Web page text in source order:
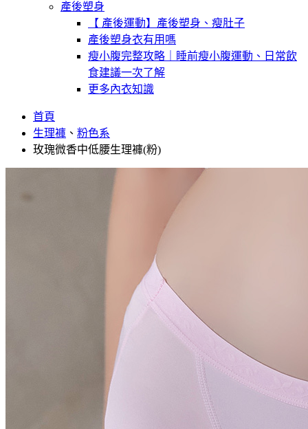
產後塑身
【 產後運動】產後塑身、瘦肚子
產後塑身衣有用嗎
瘦小腹完整攻略｜睡前瘦小腹運動、日常飲
食建議一次了解
更多內衣知識
首頁
生理褲 、 粉色系
玫瑰微香中低腰生理褲(粉)